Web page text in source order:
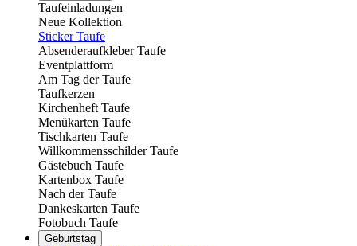
Taufeinladungen
Neue Kollektion
Sticker Taufe
Absenderaufkleber Taufe
Eventplattform
Am Tag der Taufe
Taufkerzen
Kirchenheft Taufe
Menükarten Taufe
Tischkarten Taufe
Willkommensschilder Taufe
Gästebuch Taufe
Kartenbox Taufe
Nach der Taufe
Dankeskarten Taufe
Fotobuch Taufe
Geburtstag